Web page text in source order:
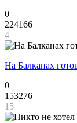
0
224166
4
На Балканах
0
153276
15